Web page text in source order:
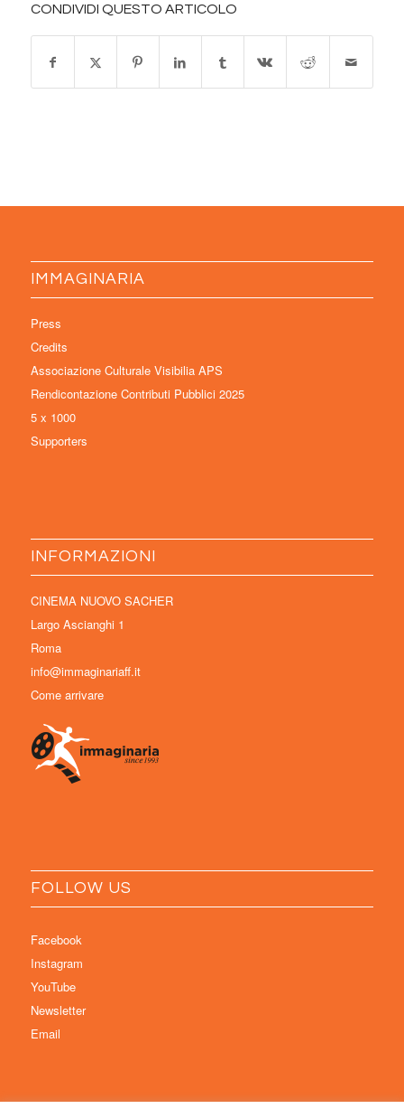
CONDIVIDI QUESTO ARTICOLO
IMMAGINARIA
Press
Credits
Associazione Culturale Visibilia APS
Rendicontazione Contributi Pubblici 2025
5 x 1000
Supporters
INFORMAZIONI
CINEMA NUOVO SACHER
Largo Ascianghi 1
Roma
info@immaginariaff.it
Come arrivare
FOLLOW US
Facebook
Instagram
YouTube
Newsletter
Email